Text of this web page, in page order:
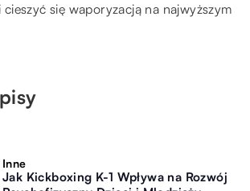
się waporyzacją na najwyższym
Inne
Jak Kickboxing K-1 Wpływa na Rozwój